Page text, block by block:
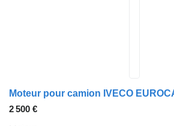
Moteur pour camion IVECO
2 500 €